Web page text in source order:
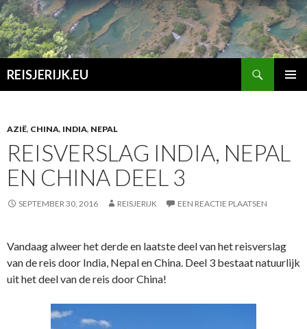
REISJERIJK.EU
AZIË, CHINA, INDIA, NEPAL
REISVERSLAG INDIA, NEPAL
EN CHINA DEEL 3
SEPTEMBER 30, 2016 REISJERIJK EEN REACTIE PLAATSEN
Vandaag alweer het derde en laatste deel van het reisverslag
van de reis door India, Nepal en China. Deel 3 bestaat natuurlijk
uit het deel van de reis door China!